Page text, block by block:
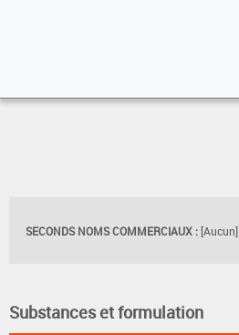
SECONDS NOMS COMMERCIAUX : [Aucun]
Substances et formulation